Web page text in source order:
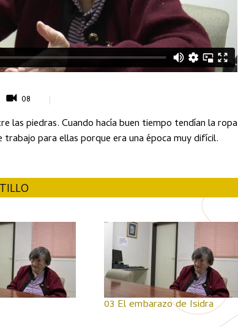
08
las piedras. Cuando hacía buen tiempo tendían la ropa
trabajo para ellas porque era una época muy difícil.
03 El embarazo de Isidra